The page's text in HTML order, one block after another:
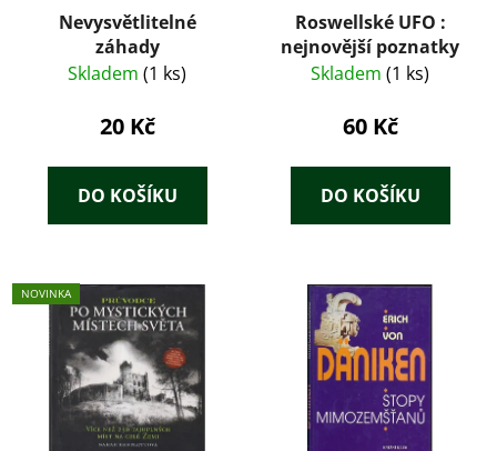
Nevysvětlitelné
záhady
Skladem (1 ks)
20 Kč
DO KOŠÍKU
Roswellské UFO :
nejnovější poznatky
Skladem (1 ks)
60 Kč
DO KOŠÍKU
NOVINKA